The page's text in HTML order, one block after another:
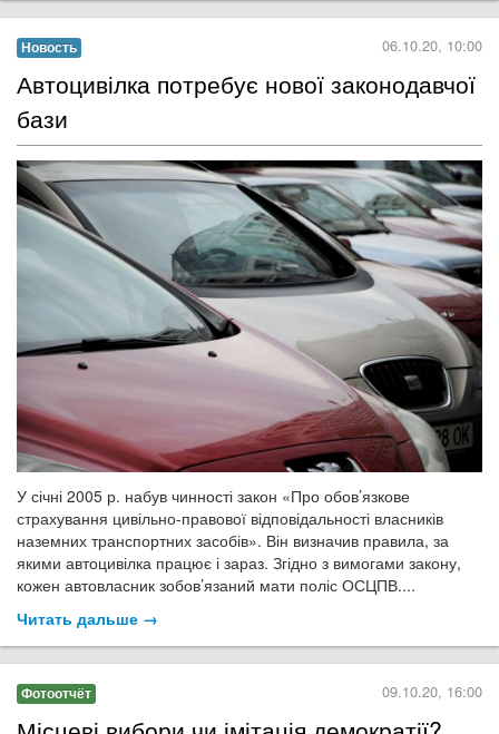
Новость 06.10.20, 10:00
​Автоцивілка потребує нової законодавчої
бази
У січні 2005 р. набув чинності закон «Про обов’язкове
страхування цивільно-правової відповідальності власників
наземних транспортних засобів». Він визначив правила, за
якими автоцивілка працює і зараз. Згідно з вимогами закону,
кожен автовласник зобов’язаний мати поліс ОСЦПВ....
Читать дальше →
Фотоотчёт 09.10.20, 16:00